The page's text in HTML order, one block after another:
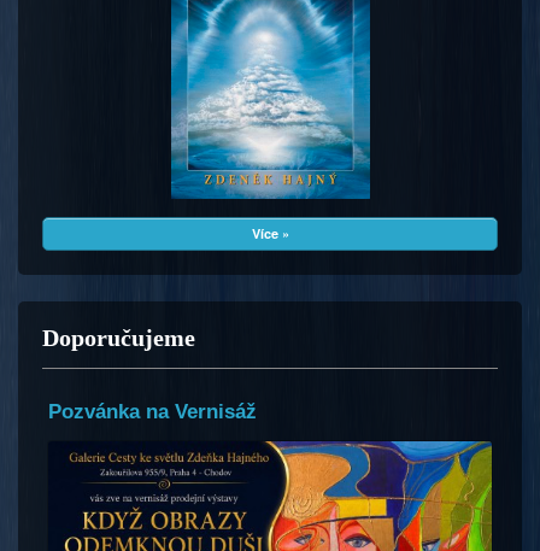
Více »
Doporučujeme
Pozvánka na Vernisáž